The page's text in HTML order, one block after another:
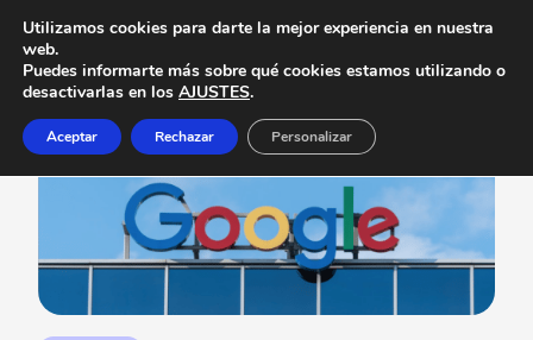
Utilizamos cookies para darte la mejor experiencia en nuestra
web.
Puedes informarte más sobre qué cookies estamos utilizando o
desactivarlas en los AJUSTES.
Aceptar Rechazar Personalizar